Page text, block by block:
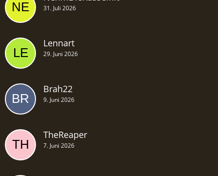
31. Juli 2026
Lennart
29. Juni 2026
Brah22
9. Juni 2026
TheReaper
7. Juni 2026